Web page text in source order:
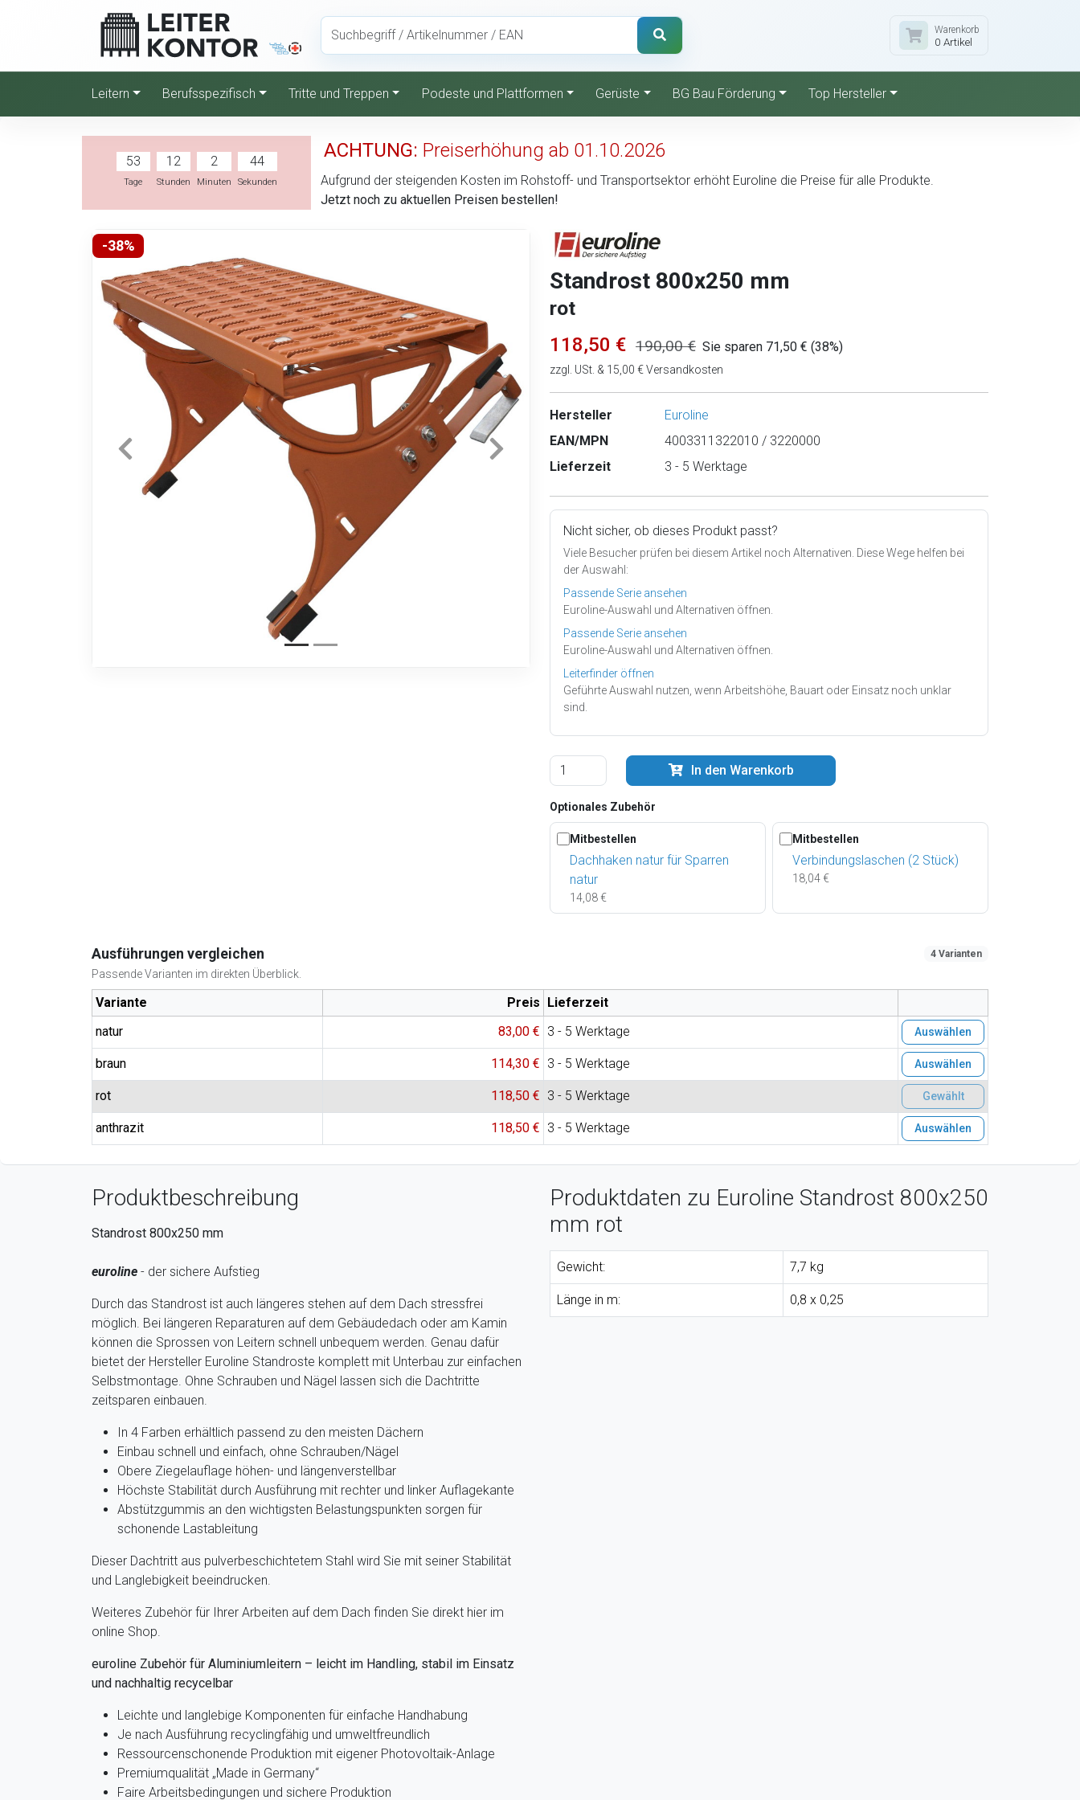
Warenkorb
0 Artikel
Leitern Berufsspezifisch Tritte und Treppen Podeste und Plattformen Gerüste BG Bau Förderung Top Hersteller
53
Tage
12
Stunden
2
Minuten
43
Sekunden
ACHTUNG: Preiserhöhung ab 01.10.2026
Aufgrund der steigenden Kosten im Rohstoff- und Transportsektor erhöht Euroline die Preise für alle Produkte.
Jetzt noch zu aktuellen Preisen bestellen!
-38%
Standrost 800x250 mm
rot
118,50 € 190,00 € Sie sparen 71,50 € (38%)
zzgl. USt. & 15,00 € Versandkosten
Hersteller
Euroline
EAN/MPN
4003311322010 / 3220000
Lieferzeit
3 - 5 Werktage
Nicht sicher, ob dieses Produkt passt?
Viele Besucher prüfen bei diesem Artikel noch Alternativen. Diese Wege helfen bei
der Auswahl:
Passende Serie ansehen
Euroline-Auswahl und Alternativen öffnen.
Passende Serie ansehen
Euroline-Auswahl und Alternativen öffnen.
Leiterfinder öffnen
Geführte Auswahl nutzen, wenn Arbeitshöhe, Bauart oder Einsatz noch unklar
sind.
In den Warenkorb
Optionales Zubehör
Mitbestellen
Dachhaken natur für Sparren
natur
14,08 €
Mitbestellen
Verbindungslaschen (2 Stück)
18,04 €
Ausführungen vergleichen
Passende Varianten im direkten Überblick.
4 Varianten
Variante Preis Lieferzeit
natur
83,00 € 3 - 5 Werktage Auswählen
braun 114,30 € 3 - 5 Werktage Auswählen
rot 118,50 € 3 - 5 Werktage Gewählt
anthrazit 118,50 € 3 - 5 Werktage Auswählen
Produktbeschreibung
Standrost 800x250 mm
euroline - der sichere Aufstieg
Durch das Standrost ist auch längeres stehen auf dem Dach stressfrei
möglich. Bei längeren Reparaturen auf dem Gebäudedach oder am Kamin
können die Sprossen von Leitern schnell unbequem werden. Genau dafür
bietet der Hersteller Euroline Standroste komplett mit Unterbau zur einfachen
Selbstmontage. Ohne Schrauben und Nägel lassen sich die Dachtritte
zeitsparen einbauen.
In 4 Farben erhältlich passend zu den meisten Dächern
Einbau schnell und einfach, ohne Schrauben/Nägel
Obere Ziegelauflage höhen- und längenverstellbar
Höchste Stabilität durch Ausführung mit rechter und linker Auflagekante
Abstützgummis an den wichtigsten Belastungspunkten sorgen für
schonende Lastableitung
Dieser Dachtritt aus pulverbeschichtetem Stahl wird Sie mit seiner Stabilität
und Langlebigkeit beeindrucken.
Weiteres Zubehör für Ihrer Arbeiten auf dem Dach finden Sie direkt hier im
online Shop.
euroline Zubehör für Aluminiumleitern – leicht im Handling, stabil im Einsatz
und nachhaltig recycelbar
Leichte und langlebige Komponenten für einfache Handhabung
Je nach Ausführung recyclingfähig und umweltfreundlich
Ressourcenschonende Produktion mit eigener Photovoltaik-Anlage
Premiumqualität „Made in Germany“
Faire Arbeitsbedingungen und sichere Produktion
Produktdaten zu Euroline Standrost 800x250
mm rot
Gewicht: 7,7 kg
Länge in m: 0,8 x 0,25